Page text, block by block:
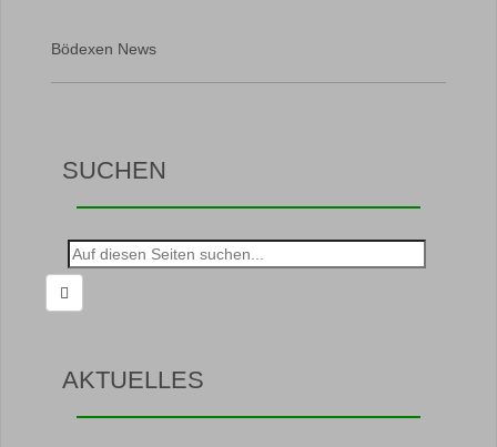
Bödexen News
SUCHEN
Suche
nach:
AKTUELLES